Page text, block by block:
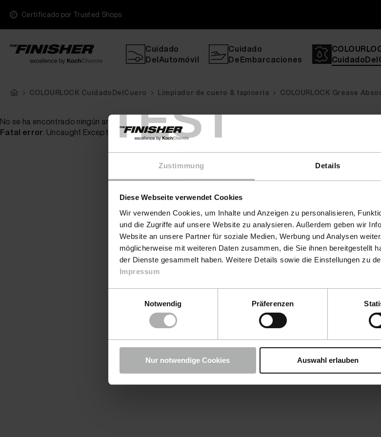
TEST
Zustimmung Details
Diese Webseite verwendet Cookies
Wir verwenden Cookies, um Inhalte und Anzeigen zu personalisieren,
und die Zugriffe auf unsere Website zu analysieren. Außerdem geben wir
Website an unsere Partner für soziale Medien, Werbung und Analysen
möglicherweise mit weiteren Daten zusammen, die Sie ihnen bereitgestellt
der Dienste gesammelt haben. Weitere Details sowie die Einstellungen zu
Impressum
Notwendig
Präferenzen
Nur notwendige Cookies Auswahl erlauben
Certificado por Trusted Shops
Cuidado
DelAutomóvil
Cuidado
DeEmbarcaciones
COLOURLOCK CuidadoDelCuero Limpiador de cuero & tapicería COLOURLOCK Grease
No se ha encontrado ningún artículo para su consulta
Fatal error: Uncaught Exception: Serialization of 'ReflectionProperty' is not allowed in [no active file]:0